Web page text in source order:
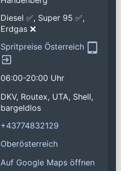
Diesel ✅, Super 95 ✅,
Erdgas ❌
Spritpreise Österreich
06:00-20:00 Uhr
DKV, Routex, UTA, Shell,
bargeldlos
+43774832129
Oberösterreich
Auf Google Maps öffnen